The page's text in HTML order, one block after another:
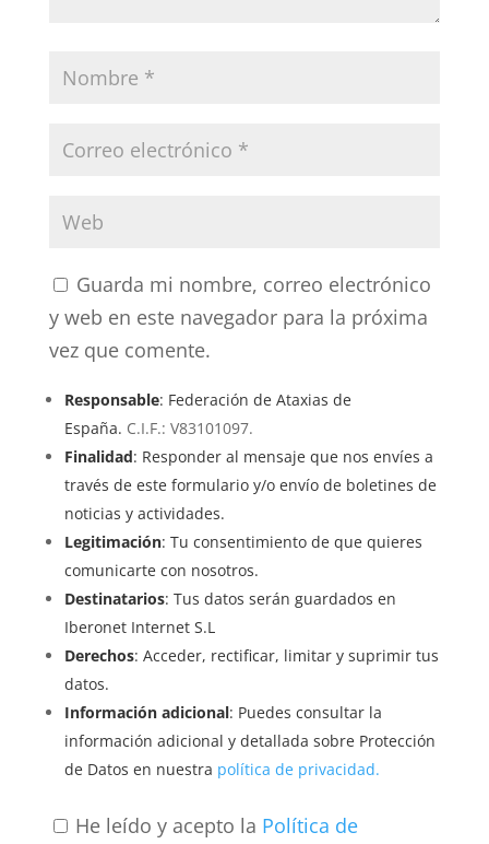
Guarda mi nombre, correo electrónico
y web en este navegador para la próxima
vez que comente.
Responsable: Federación de Ataxias de
España. C.I.F.: V83101097.
Finalidad: Responder al mensaje que nos envíes a
través de este formulario y/o envío de boletines de
noticias y actividades.
Legitimación: Tu consentimiento de que quieres
comunicarte con nosotros.
Destinatarios: Tus datos serán guardados en
Iberonet Internet S.L
Derechos: Acceder, rectificar, limitar y suprimir tus
datos.
Información adicional: Puedes consultar la
información adicional y detallada sobre Protección
de Datos en nuestra política de privacidad.
He leído y acepto la Política de